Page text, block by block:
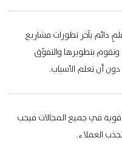
دائم بآخر تطورات مشاريع
بتطويرها والتفوّق
أن تعلم الأسباب.
في جميع المجالات فيجب
العملاء.